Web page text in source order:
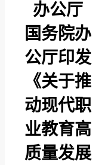
办公厅
国务院办
公厅印发
《关于推
动现代职
业教育高
质量发展